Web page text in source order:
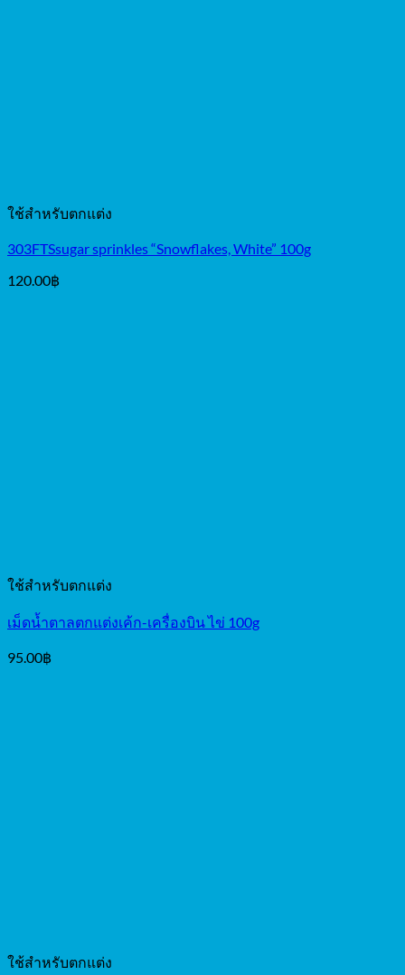
ใช้สำหรับตกแต่ง
303FTSsugar sprinkles “Snowflakes, White” 100g
120.00฿
ใช้สำหรับตกแต่ง
เม็ดน้ำตาลตกแต่งเค้ก-เครื่องบิน ไข่ 100g
95.00฿
ใช้สำหรับตกแต่ง